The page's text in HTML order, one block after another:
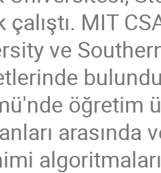
çalıştı. MIT
ve
öğretim